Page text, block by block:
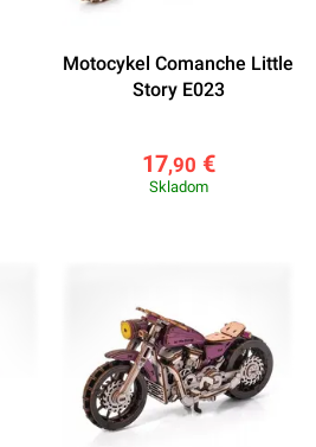
Motocykel Comanche Little
Story E023
17,90 €
Skladom